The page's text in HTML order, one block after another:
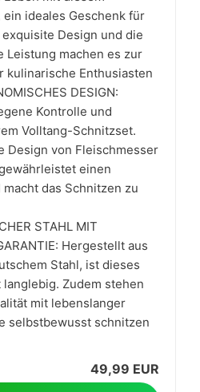
ideales Geschenk für
Design und die
Leistung machen es zur
kulinarische Enthusiasten
DESIGN:
Kontrolle und
Volltang-Schnitzset.
Design von Fleischmesser
einen
das Schnitzen zu
STAHL MIT
Hergestellt aus
Stahl, ist dieses
Zudem stehen
mit lebenslanger
selbstbewusst schnitzen
49,99 EUR